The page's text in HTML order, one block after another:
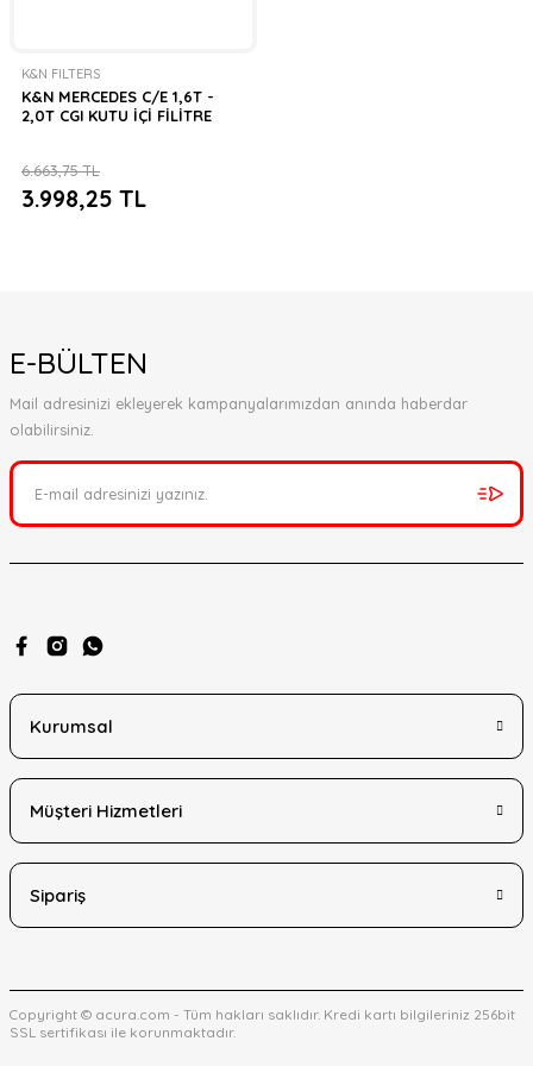
K&N FILTERS
K&N MERCEDES C/E 1,6T -
2,0T CGI KUTU İÇİ FİLİTRE
3.998,25 TL
6.663,75 TL
E-BÜLTEN
Mail adresinizi ekleyerek kampanyalarımızdan anında haberdar
olabilirsiniz.
Kurumsal
Müşteri Hizmetleri
Sipariş
Copyright © acura.com - Tüm hakları saklıdır. Kredi kartı bilgileriniz 256bit
SSL sertifikası ile korunmaktadır.